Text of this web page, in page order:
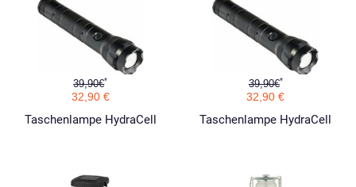
39,90€*
32,90 €
Taschenlampe HydraCell
39,90€*
32,90 €
Taschenlampe HydraCell